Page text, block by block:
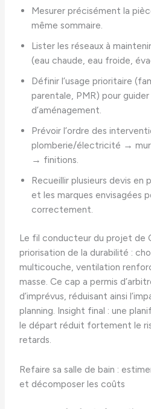
Mesurer précisément la
même sommaire.
Lister les réseaux à
(eau chaude, eau froide,
Définir l’usage prioritaire
parentale, PMR) pour
d’aménagement.
Prévoir l’ordre des
plomberie/électricité →
→ finitions.
Recueillir plusieurs devis en
et les marques envisagées
correctement.
Le fil conducteur du projet de
priorisation de la durabilité :
multicouche, ventilation
masse. Ce cap a permis
d’imprévus, réduisant ainsi
planning. Insight final : une
le départ réduit fortement le
retards.
Refaire sa salle de bain :
et décomposer les coûts